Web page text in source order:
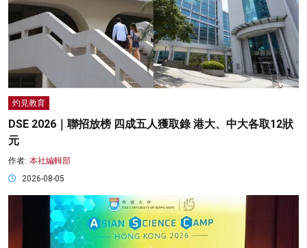
灼見教育
DSE 2026｜聯招放榜 四成五人獲取錄 港大、中大各取12狀
元
作者: 本社編輯部
2026-08-05